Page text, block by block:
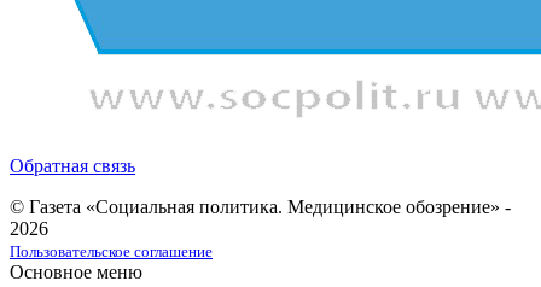
Обратная связь
© Газета «Социальная политика. Медицинское обозрение» -
2026
Пользовательское соглашение
Основное меню